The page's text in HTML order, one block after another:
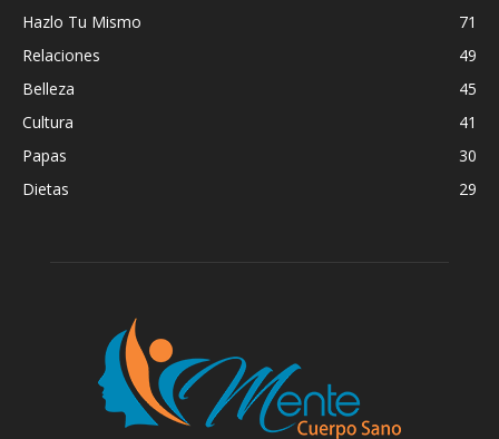
Hazlo Tu Mismo
71
Relaciones
49
Belleza
45
Cultura
41
Papas
30
Dietas
29